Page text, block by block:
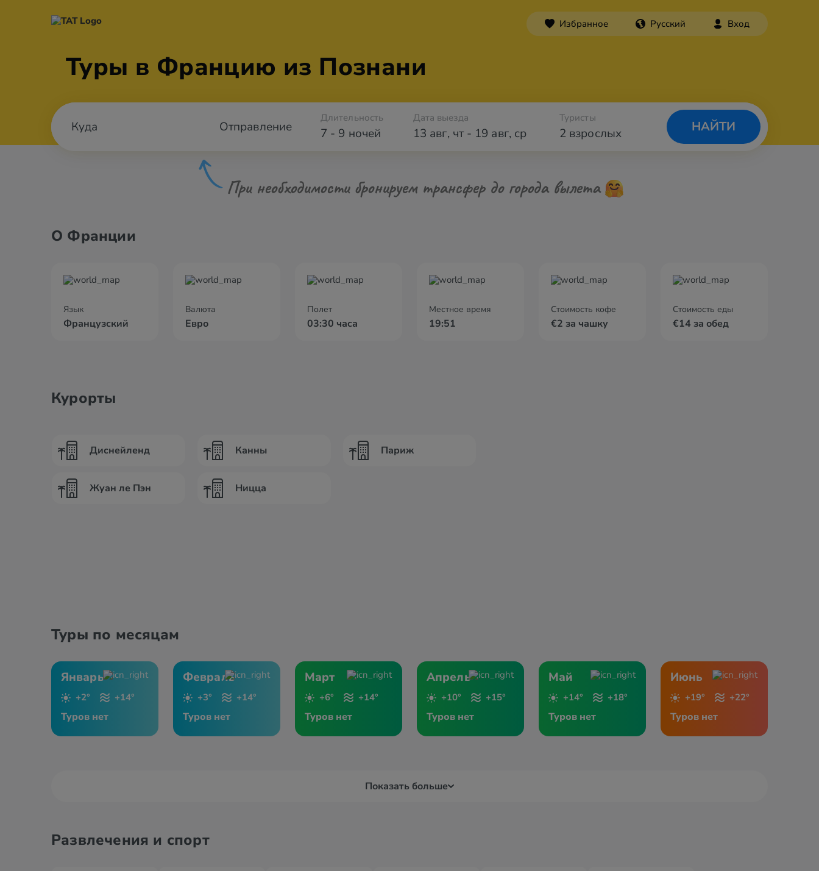
Избранное Русский Вход
Туры в Францию из Познани
Отправление 7 - 9 ночей
Длительность Дата выезда
13 авг, чт- 19 авг, ср 2 взрослых
Туристы
НАЙТИ
При необходимости бронируем трансфер до города вылета
О Франции
Язык
Французский
Валюта
Евро
Полет
03:30 часа
Местное время
19:51
Стоимость кофе
€2 за чашку
Стоимость еды
€14 за обед
Курорты
Диснейленд
Жуан ле Пэн
Канны
Ницца
Париж
Туры по месяцам
Январь
+2° +14°
Туров нет
Февраль
+3° +14°
Туров нет
Март
+6° +14°
Туров нет
Апрель
+10° +15°
Туров нет
Май
+14° +18°
Туров нет
Июнь
+19° +22°
Туров нет
Показать больше
Развлечения и спорт